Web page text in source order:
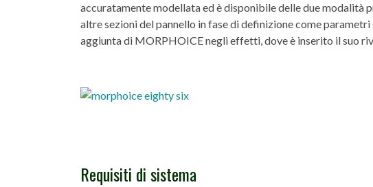
accuratamente modellata ed è disponibile delle due modalità
altre sezioni del pannello in fase di definizione come
aggiunta di MORPHOICE negli effetti, dove è inserito il suo
Requisiti di sistema